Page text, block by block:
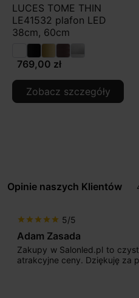
LUCES TOME THIN
LE41532 plafon LED
38cm, 60cm
769,00 zł
Zobacz szczegóły
Opinie naszych Klientów
star star star star star 5/5
Adam Zasada
Zakupy w Salonled.pl to
atrakcyjne ceny. Dziękuję za